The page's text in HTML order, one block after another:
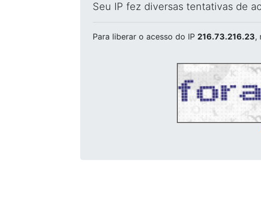
Seu IP fez diversas tentativas de
Para liberar o acesso do IP 216.73.216.23,